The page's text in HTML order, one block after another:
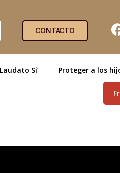
CONTACTO
Laudato Si’ Proteger a los